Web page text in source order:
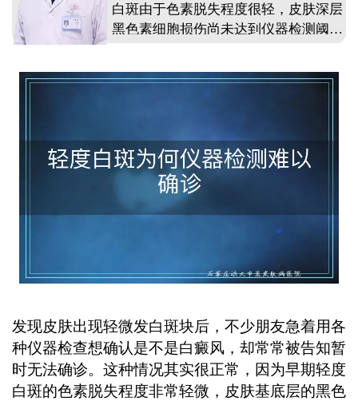
白斑由于色素脱失程度很轻，皮肤深层
黑色素细胞损伤尚未达到仪器检测阈
易与白色糠疹，花斑癣等混淆加之部分
和经验判断，通过定期复查对比皮损变
化，才能最终明确诊断。 ...
发现皮肤出现轻微发白斑块后，不少朋友急着用各
种仪器检查想确认是不是白癜风，却常常被告知暂
时无法确诊。这种情况其实很正常，因为早期轻度
白斑的色素脱失程度非常轻微，皮肤基底层的黑色